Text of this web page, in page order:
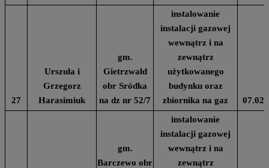
27
Urszula i
Grzegorz
Harasimiuk
gm.
Gietrzwałd
obr Sródka
na dz nr 52/7
instalowanie
instalacji gazowej
wewnątrz i na
zewnątrz
użytkowanego
budynku oraz
zbiornika na gaz
gm.
Barczewo obr
instalowanie
instalacji gazowej
wewnątrz i na
zewnątrz